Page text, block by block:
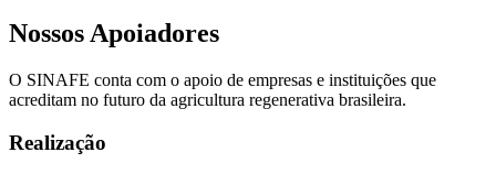
Nossos Apoiadores
O SINAFE conta com o apoio de empresas e instituições que
acreditam no futuro da agricultura regenerativa brasileira.
Realização